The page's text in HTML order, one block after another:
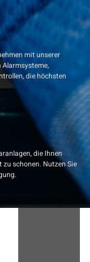
mit unserer
die höchsten
die Ihnen
zu schonen. Nutzen Sie